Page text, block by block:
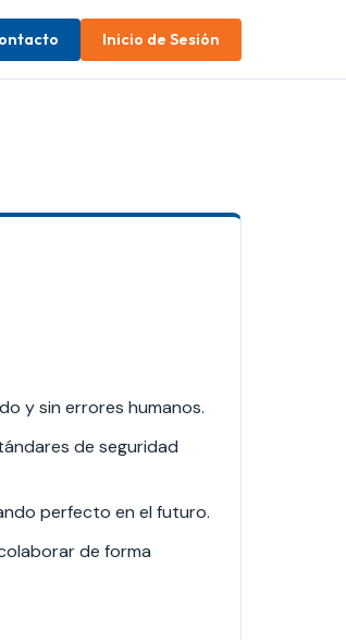
Inicio de Sesión
y sin errores humanos.
de seguridad
perfecto en el futuro.
de forma